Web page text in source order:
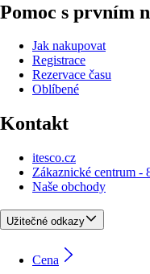
Pomoc s prvním
Jak nakupovat
Registrace
Rezervace času
Oblíbené
Kontakt
itesco.cz
Zákaznické centrum -
Naše obchody
Užitečné odkazy
Cena